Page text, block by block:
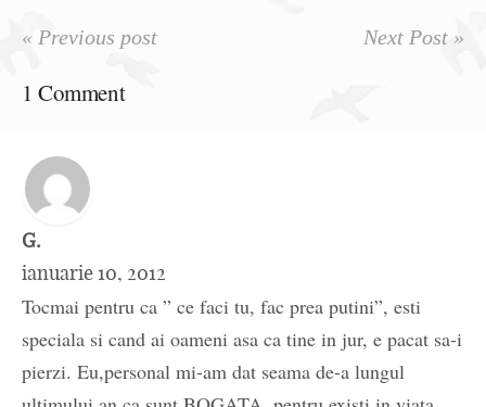
« Previous post Next Post »
1 Comment
G.
ianuarie 10, 2012
Tocmai pentru ca ” ce faci tu, fac prea putini”, esti
speciala si cand ai oameni asa ca tine in jur, e pacat sa-i
pierzi. Eu,personal mi-am dat seama de-a lungul